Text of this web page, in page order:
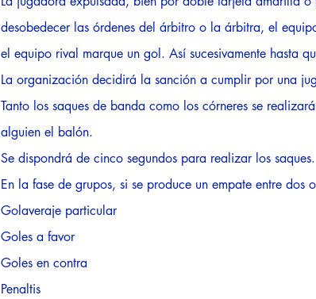
desobedecer las órdenes del árbitro o la árbitra, el
el equipo rival marque un gol. Así sucesivamente hasta
La organización decidirá la sanción a cumplir por una
Tanto los saques de banda como los córneres se
alguien el balón.
Se dispondrá de cinco segundos para realizar los saques.
En la fase de grupos, si se produce un empate entre dos
Golaveraje particular​
Goles a favor
Goles en contra
Penaltis